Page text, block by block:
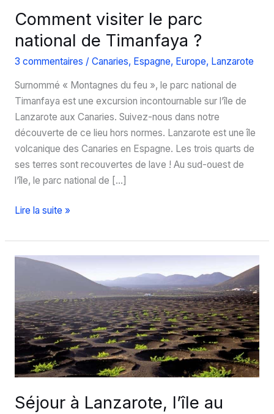
Comment visiter le parc
national de Timanfaya ?
3 commentaires / Canaries, Espagne, Europe, Lanzarote
Surnommé « Montagnes du feu », le parc national de
Timanfaya est une excursion incontournable sur l’île de
Lanzarote aux Canaries. Suivez-nous dans notre
découverte de ce lieu hors normes. Lanzarote est une île
volcanique des Canaries en Espagne. Les trois quarts de
ses terres sont recouvertes de lave ! Au sud-ouest de
l’île, le parc national de […]
Comment
le
parc
Timanfaya
?
Lire la suite »
Séjour à Lanzarote, l’île au